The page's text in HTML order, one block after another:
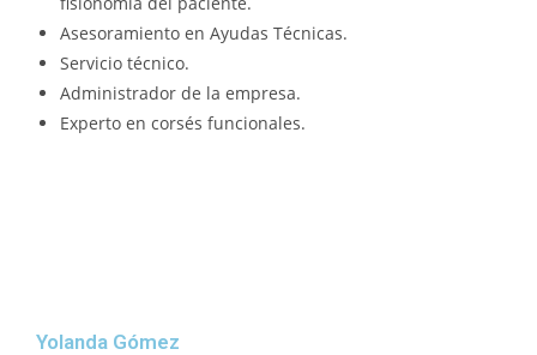
Asesoramiento en Ayudas Técnicas.
Servicio técnico.
Administrador de la empresa.
Experto en corsés funcionales.
Yolanda Gómez